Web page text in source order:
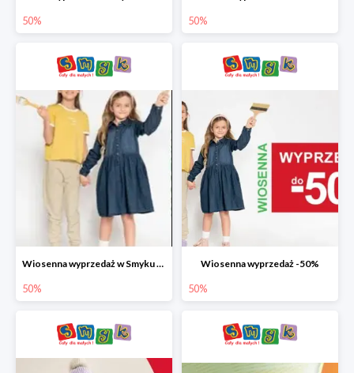
50% 50%
Wiosenna wyprzedaż w Smyku do -50%
50%
Wiosenna wyprzedaż -50%
50%